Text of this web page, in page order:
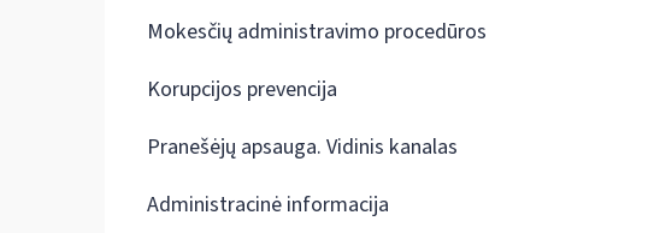
Mokesčių administravimo procedūros
Korupcijos prevencija
Pranešėjų apsauga. Vidinis kanalas
Administracinė informacija